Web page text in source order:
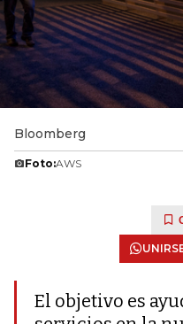
Bloomberg
Foto:AWS
El objetivo es